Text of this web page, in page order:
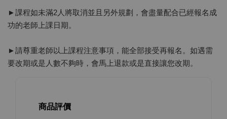
►課程如未滿2人將取消並且另外規劃，會盡量配合已經報名成
功的老師上課日期。
►請尊重老師以上課程注意事項，能全部接受再報名。如遇需
要改期或是人數不夠時，會馬上退款或是直接讓您改期。
商品評價